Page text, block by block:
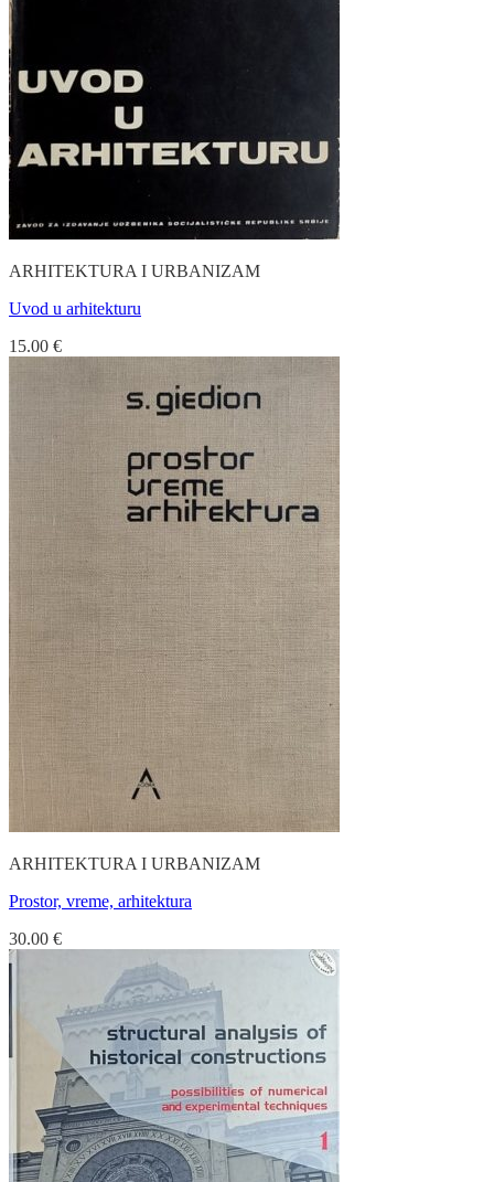
ARHITEKTURA I URBANIZAM
Uvod u arhitekturu
15.00 €
ARHITEKTURA I URBANIZAM
Prostor, vreme, arhitektura
30.00 €